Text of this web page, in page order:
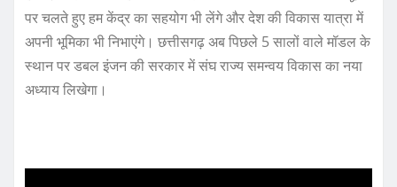
पर चलते हुए हम केंद्र का सहयोग भी लेंगे और देश की विकास यात्रा में
अपनी भूमिका भी निभाएंगे। छत्तीसगढ़ अब पिछले 5 सालों वाले मॉडल के
स्थान पर डबल इंजन की सरकार में संघ राज्य समन्वय विकास का नया
अध्याय लिखेगा।